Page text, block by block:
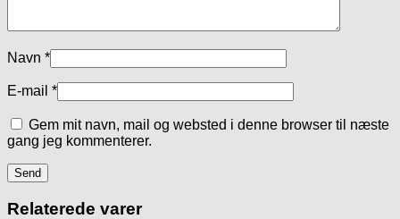
Navn *
E-mail *
Gem mit navn, mail og websted i denne browser til næste
gang jeg kommenterer.
Relaterede varer